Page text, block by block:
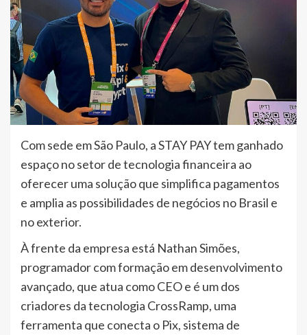
Com sede em São Paulo, a STAY PAY tem ganhado
espaço no setor de tecnologia financeira ao
oferecer uma solução que simplifica pagamentos
e amplia as possibilidades de negócios no Brasil e
no exterior.
À frente da empresa está Nathan Simões,
programador com formação em desenvolvimento
avançado, que atua como CEO e é um dos
criadores da tecnologia CrossRamp, uma
ferramenta que conecta o Pix, sistema de